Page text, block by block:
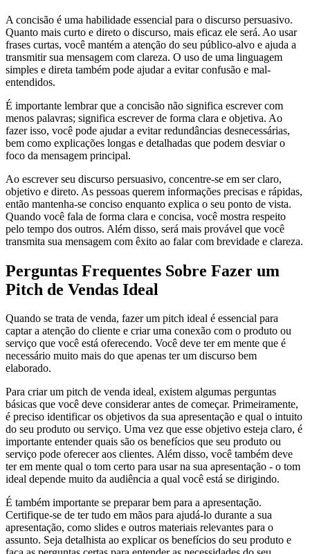
A concisão é uma habilidade essencial para o discurso persuasivo.
Quanto mais curto e direto o discurso, mais eficaz ele será. Ao usar
frases curtas, você mantém a atenção do seu público-alvo e ajuda a
transmitir sua mensagem com clareza. O uso de uma linguagem
simples e direta também pode ajudar a evitar confusão e mal-
entendidos.
É importante lembrar que a concisão não significa escrever com
menos palavras; significa escrever de forma clara e objetiva. Ao
fazer isso, você pode ajudar a evitar redundâncias desnecessárias,
bem como explicações longas e detalhadas que podem desviar o
foco da mensagem principal.
Ao escrever seu discurso persuasivo, concentre-se em ser claro,
objetivo e direto. As pessoas querem informações precisas e rápidas,
então mantenha-se conciso enquanto explica o seu ponto de vista.
Quando você fala de forma clara e concisa, você mostra respeito
pelo tempo dos outros. Além disso, será mais provável que você
transmita sua mensagem com êxito ao falar com brevidade e clareza.
Perguntas Frequentes Sobre Fazer um
Pitch de Vendas Ideal
Quando se trata de venda, fazer um pitch ideal é essencial para
captar a atenção do cliente e criar uma conexão com o produto ou
serviço que você está oferecendo. Você deve ter em mente que é
necessário muito mais do que apenas ter um discurso bem
elaborado.
Para criar um pitch de venda ideal, existem algumas perguntas
básicas que você deve considerar antes de começar. Primeiramente,
é preciso identificar os objetivos da sua apresentação e qual o intuito
do seu produto ou serviço. Uma vez que esse objetivo esteja claro, é
importante entender quais são os benefícios que seu produto ou
serviço pode oferecer aos clientes. Além disso, você também deve
ter em mente qual o tom certo para usar na sua apresentação - o tom
ideal depende muito da audiência a qual você está se dirigindo.
É também importante se preparar bem para a apresentação.
Certifique-se de ter tudo em mãos para ajudá-lo durante a sua
apresentação, como slides e outros materiais relevantes para o
assunto. Seja detalhista ao explicar os benefícios do seu produto e